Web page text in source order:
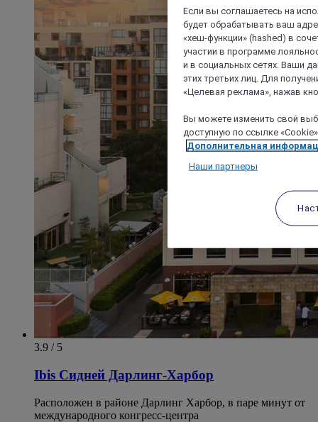
3.9 / 5
Ibis Сидней Дарлинг-Харбор
Расположен в районе Дарлинг Харбор, в паре минут от
международного конгресс-центра
Если вы соглашаетесь на
будет обрабатывать ваш
«хеш-функции» (hashed) в
участии в программе
и в социальных сетях. Ваши
этих третьих лиц. Для
«Целевая реклама», нажав
Вы можете изменить свой
доступную по ссылке
Дополнительная
Наши партнеры